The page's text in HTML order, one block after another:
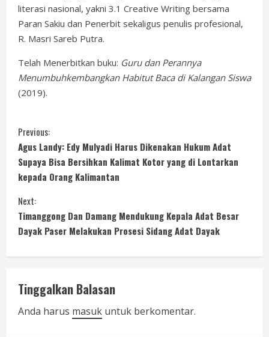
literasi nasional, yakni 3.1 Creative Writing bersama
Paran Sakiu dan Penerbit sekaligus penulis profesional,
R. Masri Sareb Putra.
Telah Menerbitkan buku: Guru dan Perannya
Menumbuhkembangkan Habitut Baca di Kalangan Siswa
(2019).
C
o
n
t
i
n
u
e
Previous:
Agus Landy: Edy Mulyadi Harus Dikenakan Hukum Adat
Supaya Bisa Bersihkan Kalimat Kotor yang di Lontarkan
kepada Orang Kalimantan
Next:
Timanggong Dan Damang Mendukung Kepala Adat Besar
Dayak Paser Melakukan Prosesi Sidang Adat Dayak
Tinggalkan Balasan
Anda harus masuk untuk berkomentar.